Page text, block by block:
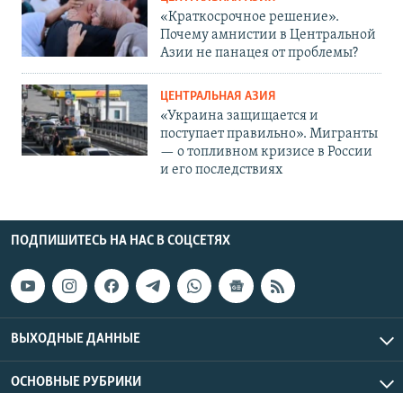
«Краткосрочное решение».
Почему амнистии в Центральной
Азии не панацея от проблемы?
ЦЕНТРАЛЬНАЯ АЗИЯ
«Украина защищается и
поступает правильно». Мигранты
— о топливном кризисе в России
и его последствиях
ПОДПИШИТЕСЬ НА НАС В СОЦСЕТЯХ
ВЫХОДНЫЕ ДАННЫЕ
ОСНОВНЫЕ РУБРИКИ